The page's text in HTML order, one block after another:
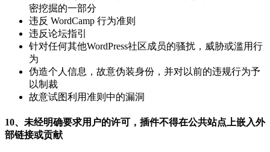
密挖掘的一部分
违反 WordCamp 行为准则
违反论坛指引
针对任何其他WordPress社区成员的骚扰，威胁或滥用行
为
伪造个人信息，故意伪装身份，并对以前的违规行为予
以制裁
故意试图利用准则中的漏洞
10、未经明确要求用户的许可，插件不得在公共站点上嵌入外
部链接或贡献